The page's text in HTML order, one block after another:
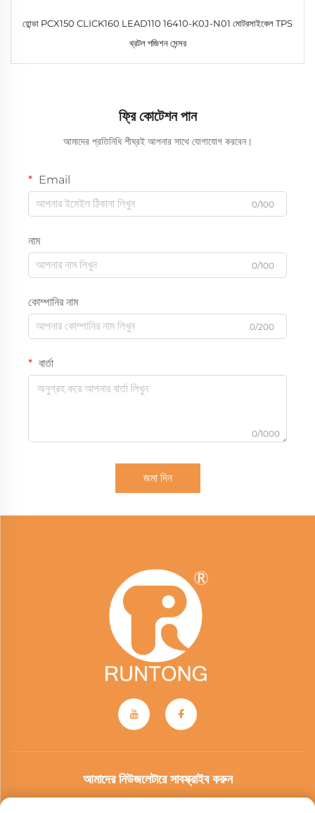
হোন্ডা PCX150 CLICK160 LEAD110 16410-K0J-N01 মোটরসাইকেল TPS
থ্রটল পজিশন সেন্সর
ফ্রি কোটেশন পান
আমাদের প্রতিনিধি শীঘ্রই আপনার সাথে যোগাযোগ করবেন।
Email
0/100
নাম
0/100
কোম্পানির নাম
0/200
বার্তা
0/1000
জমা দিন
আমাদের নিউজলেটারে সাবস্ক্রাইব করুন